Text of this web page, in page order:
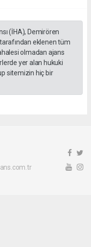
(İHA), Demirören
eklenen tüm
olmadan ajans
yer alan hukuki
sitemizin hiç bir